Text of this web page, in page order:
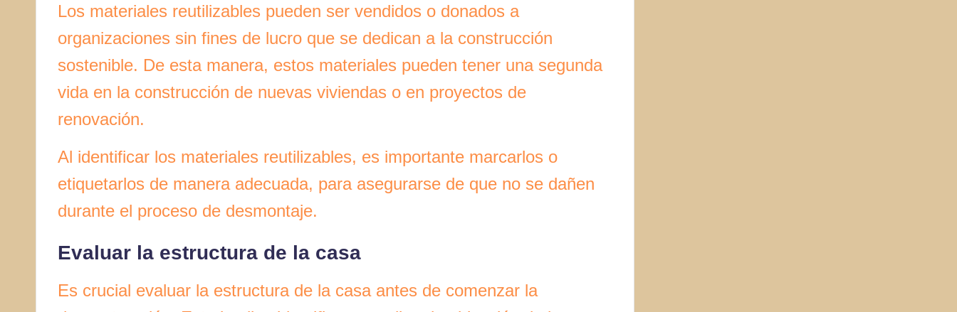
Los materiales reutilizables pueden ser vendidos o donados a
organizaciones sin fines de lucro que se dedican a la construcción
sostenible. De esta manera, estos materiales pueden tener una segunda
vida en la construcción de nuevas viviendas o en proyectos de
renovación.
Al identificar los materiales reutilizables, es importante marcarlos o
etiquetarlos de manera adecuada, para asegurarse de que no se dañen
durante el proceso de desmontaje.
Evaluar la estructura de la casa
Es crucial evaluar la estructura de la casa antes de comenzar la